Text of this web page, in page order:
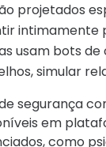
projetados
usam bots
simular
segurança
em
como